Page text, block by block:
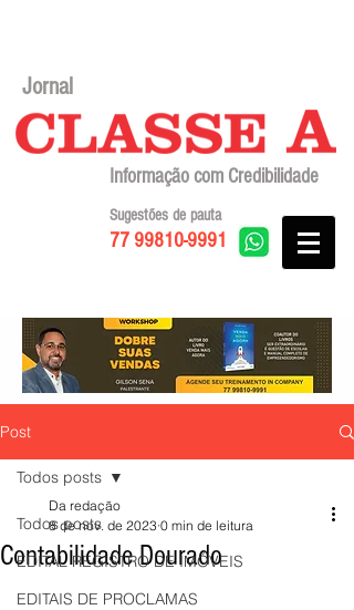
Jornal
Informação com Credibilidade
77 99810-9991
Sugestões de pauta
Post
Todos posts
EDITAL REGISTRO DE IMÓVEIS
EDITAIS DE PROCLAMAS
Todos posts
Contabilidade Dourado
Da redação
8 de nov. de 2023 0 min de leitura